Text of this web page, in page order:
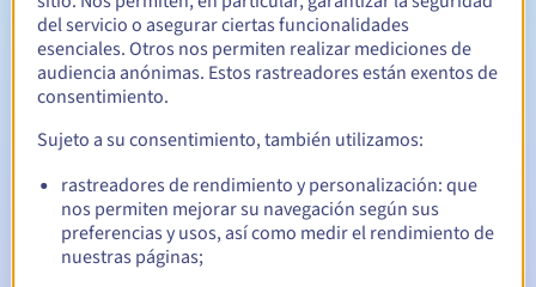
Período de redención 30 días
Notificaciones automáticas:
Emails de aviso:60, 30, 15, 7 y 3 días antes de la fecha de
vencimiento
Email el día del vencimiento
del nombre de dominio
del servicio o asegurar ciertas funcionalidades
esenciales. Otros nos permiten realizar mediciones de
audiencia anónimas. Estos rastreadores están exentos de
consentimiento.
Sujeto a su consentimiento, también utilizamos:
rastreadores de rendimiento y personalización: que
nos permiten mejorar su navegación según sus
preferencias y usos, así como medir el rendimiento de
nuestras páginas;